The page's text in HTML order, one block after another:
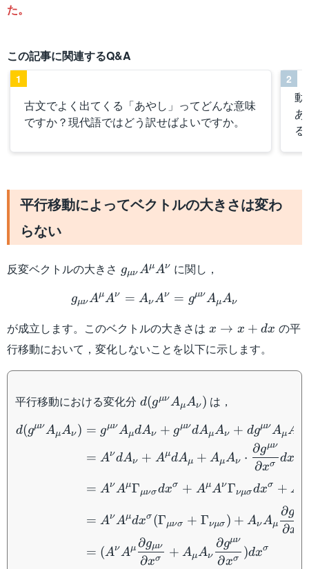
た。
この記事に関連するQ&A
古文でよく出てくる「あやし」ってどんな意味
ですか？現代語ではどう訳せばよいですか。
1
動
あ
2
平行移動によってベクトルの大きさは変わ
らない
反変ベクトルの大きさ g_{\mu\nu}A^\mu
A^\nu
gμν AμAν に関し，
gμν AμAν = AνAν = gμνAμAν
が成立します。このベクトルの大きさは x \to
x+dx
x → x + dx の平
行移動において，変化しないことを以下に示します。
平行移動における変化分 d(g^{\mu\nu}A_\mu
A_\nu)
d(gμνAμAν ) は，
d(gμνAμAν ) = gμνAμdAν + gμνdAμAν + dgμνAμA
= AνdAν + AμdAμ + AμAν ⋅
∂xσ
∂gμν
dx
= AνAμΓμνσdxσ + AμAνΓνμσdxσ + A
= AνAμdxσ (Γμνσ + Γνμσ ) + AνAμ ∂x
∂g
= (AνAμ
∂xσ
∂gμν + AμAν ∂xσ
∂gμν
)dxσ